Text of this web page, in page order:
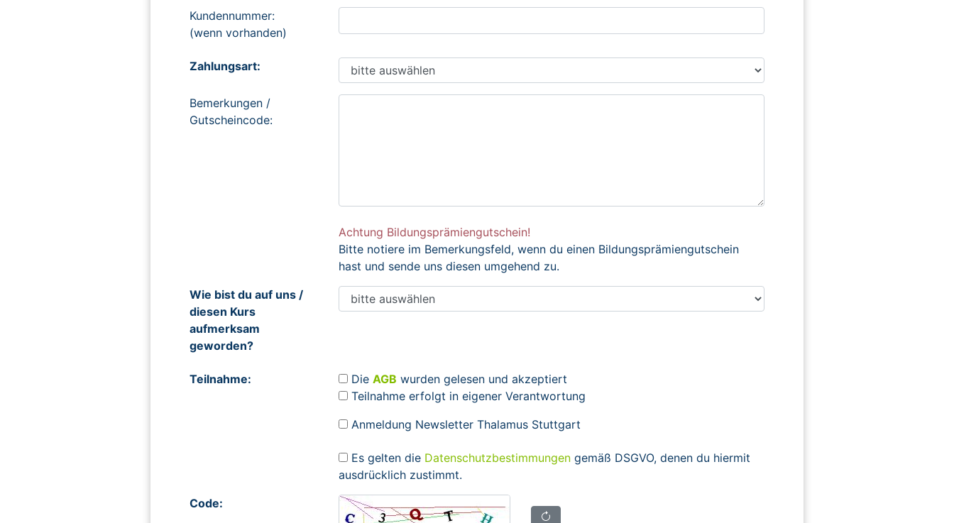
Kundennummer:
(wenn vorhanden)
Zahlungsart:
Bemerkungen /
Gutscheincode:
Achtung Bildungsprämiengutschein!
Bitte notiere im Bemerkungsfeld, wenn du einen Bildungsprämiengutschein
hast und sende uns diesen umgehend zu.
Wie bist du auf uns /
diesen Kurs
aufmerksam
geworden?
Teilnahme: Die AGB wurden gelesen und akzeptiert
Teilnahme erfolgt in eigener Verantwortung
Anmeldung Newsletter Thalamus Stuttgart
Es gelten die Datenschutzbestimmungen gemäß DSGVO, denen du hiermit
ausdrücklich zustimmt.
Code: